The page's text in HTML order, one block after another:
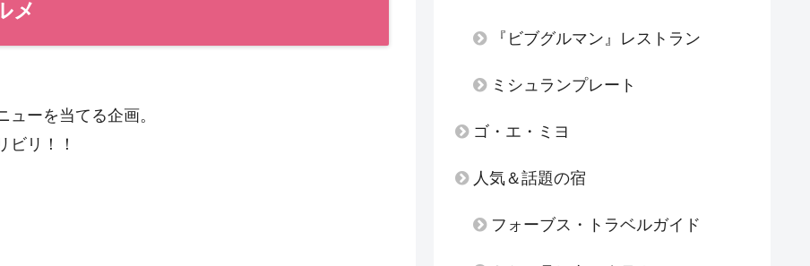
メ
ーを当てる企画。
ビリ！！
『ビブグルマン』レストラン
ミシュランプレート
ゴ・エ・ミヨ
人気＆話題の宿
フォーブス・トラベルガイド